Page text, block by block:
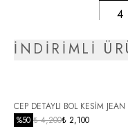
4
6
İNDİRİMLİ
CEP DETAYLI BOL KESİM JEAN
SİYAH
%50 ₺ 4,200₺ 2,100